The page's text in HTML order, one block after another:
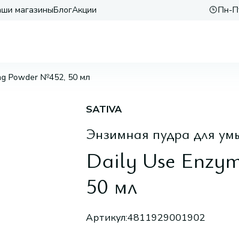
магазиныБлогАкции Пн-
Powder №452, 50 мл
SATIVA
Энзимная пудра для
Daily Use
50 мл
Артикул:4811929001902